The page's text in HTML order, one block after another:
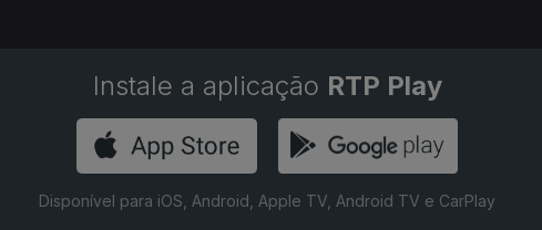
Instale a aplicação RTP Play
Disponível para iOS, Android, Apple TV, Android TV e CarPlay